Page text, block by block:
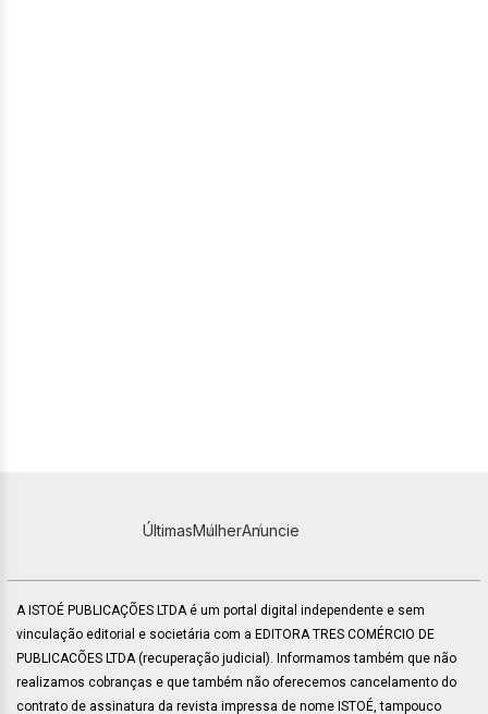
ÚltimasMulherAnuncie
A ISTOÉ PUBLICAÇÕES LTDA é um portal digital independente e sem
vinculação editorial e societária com a EDITORA TRES COMÉRCIO DE
PUBLICACÕES LTDA (recuperação judicial). Informamos também que não
realizamos cobranças e que também não oferecemos cancelamento do
contrato de assinatura da revista impressa de nome ISTOÉ, tampouco